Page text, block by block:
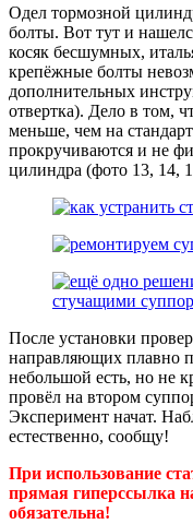
Одел тормозной
болты. Вот тут и
косяк бесшумных,
крепёжные болты
дополнительных
отвертка). Дело в том,
меньше, чем на
прокручиваются и не
цилиндра (фото 13, 14,
После установки
направляющих плавно
небольшой есть, но не
провёл на втором
Эксперимент начат.
естественно, сообщу!
При использование
прямая гиперссылка
обязательна!